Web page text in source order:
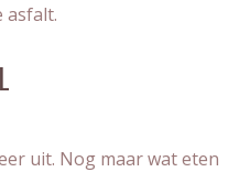
asfalt.
uit. Nog maar wat eten